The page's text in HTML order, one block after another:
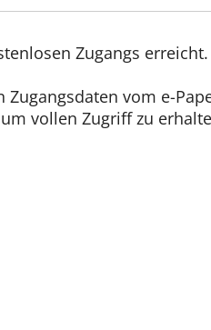
Zugangs erreicht.
vom e-
vollen Zugriff zu